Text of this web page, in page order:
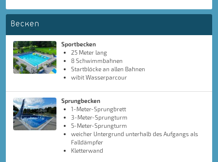
Becken
Sportbecken
25 Meter lang
8 Schwimmbahnen
Startblöcke an allen Bahnen
wibit Wasserparcour
Sprungbecken
1-Meter-Sprungbrett
3-Meter-Sprungturm
5-Meter-Sprungturm
weicher Untergrund unterhalb des Aufgangs als
Falldämpfer
Kletterwand